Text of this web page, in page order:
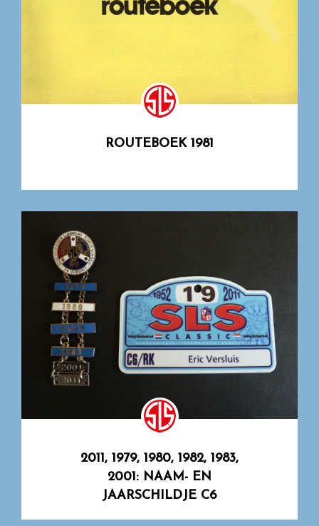
ROUTEBOEK 1981
2011, 1979, 1980, 1982, 1983,
2001: NAAM- EN
JAARSCHILDJE C6